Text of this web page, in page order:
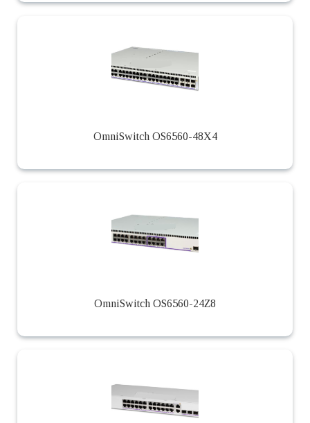
OmniSwitch OS6560-48X4
OmniSwitch OS6560-24Z8